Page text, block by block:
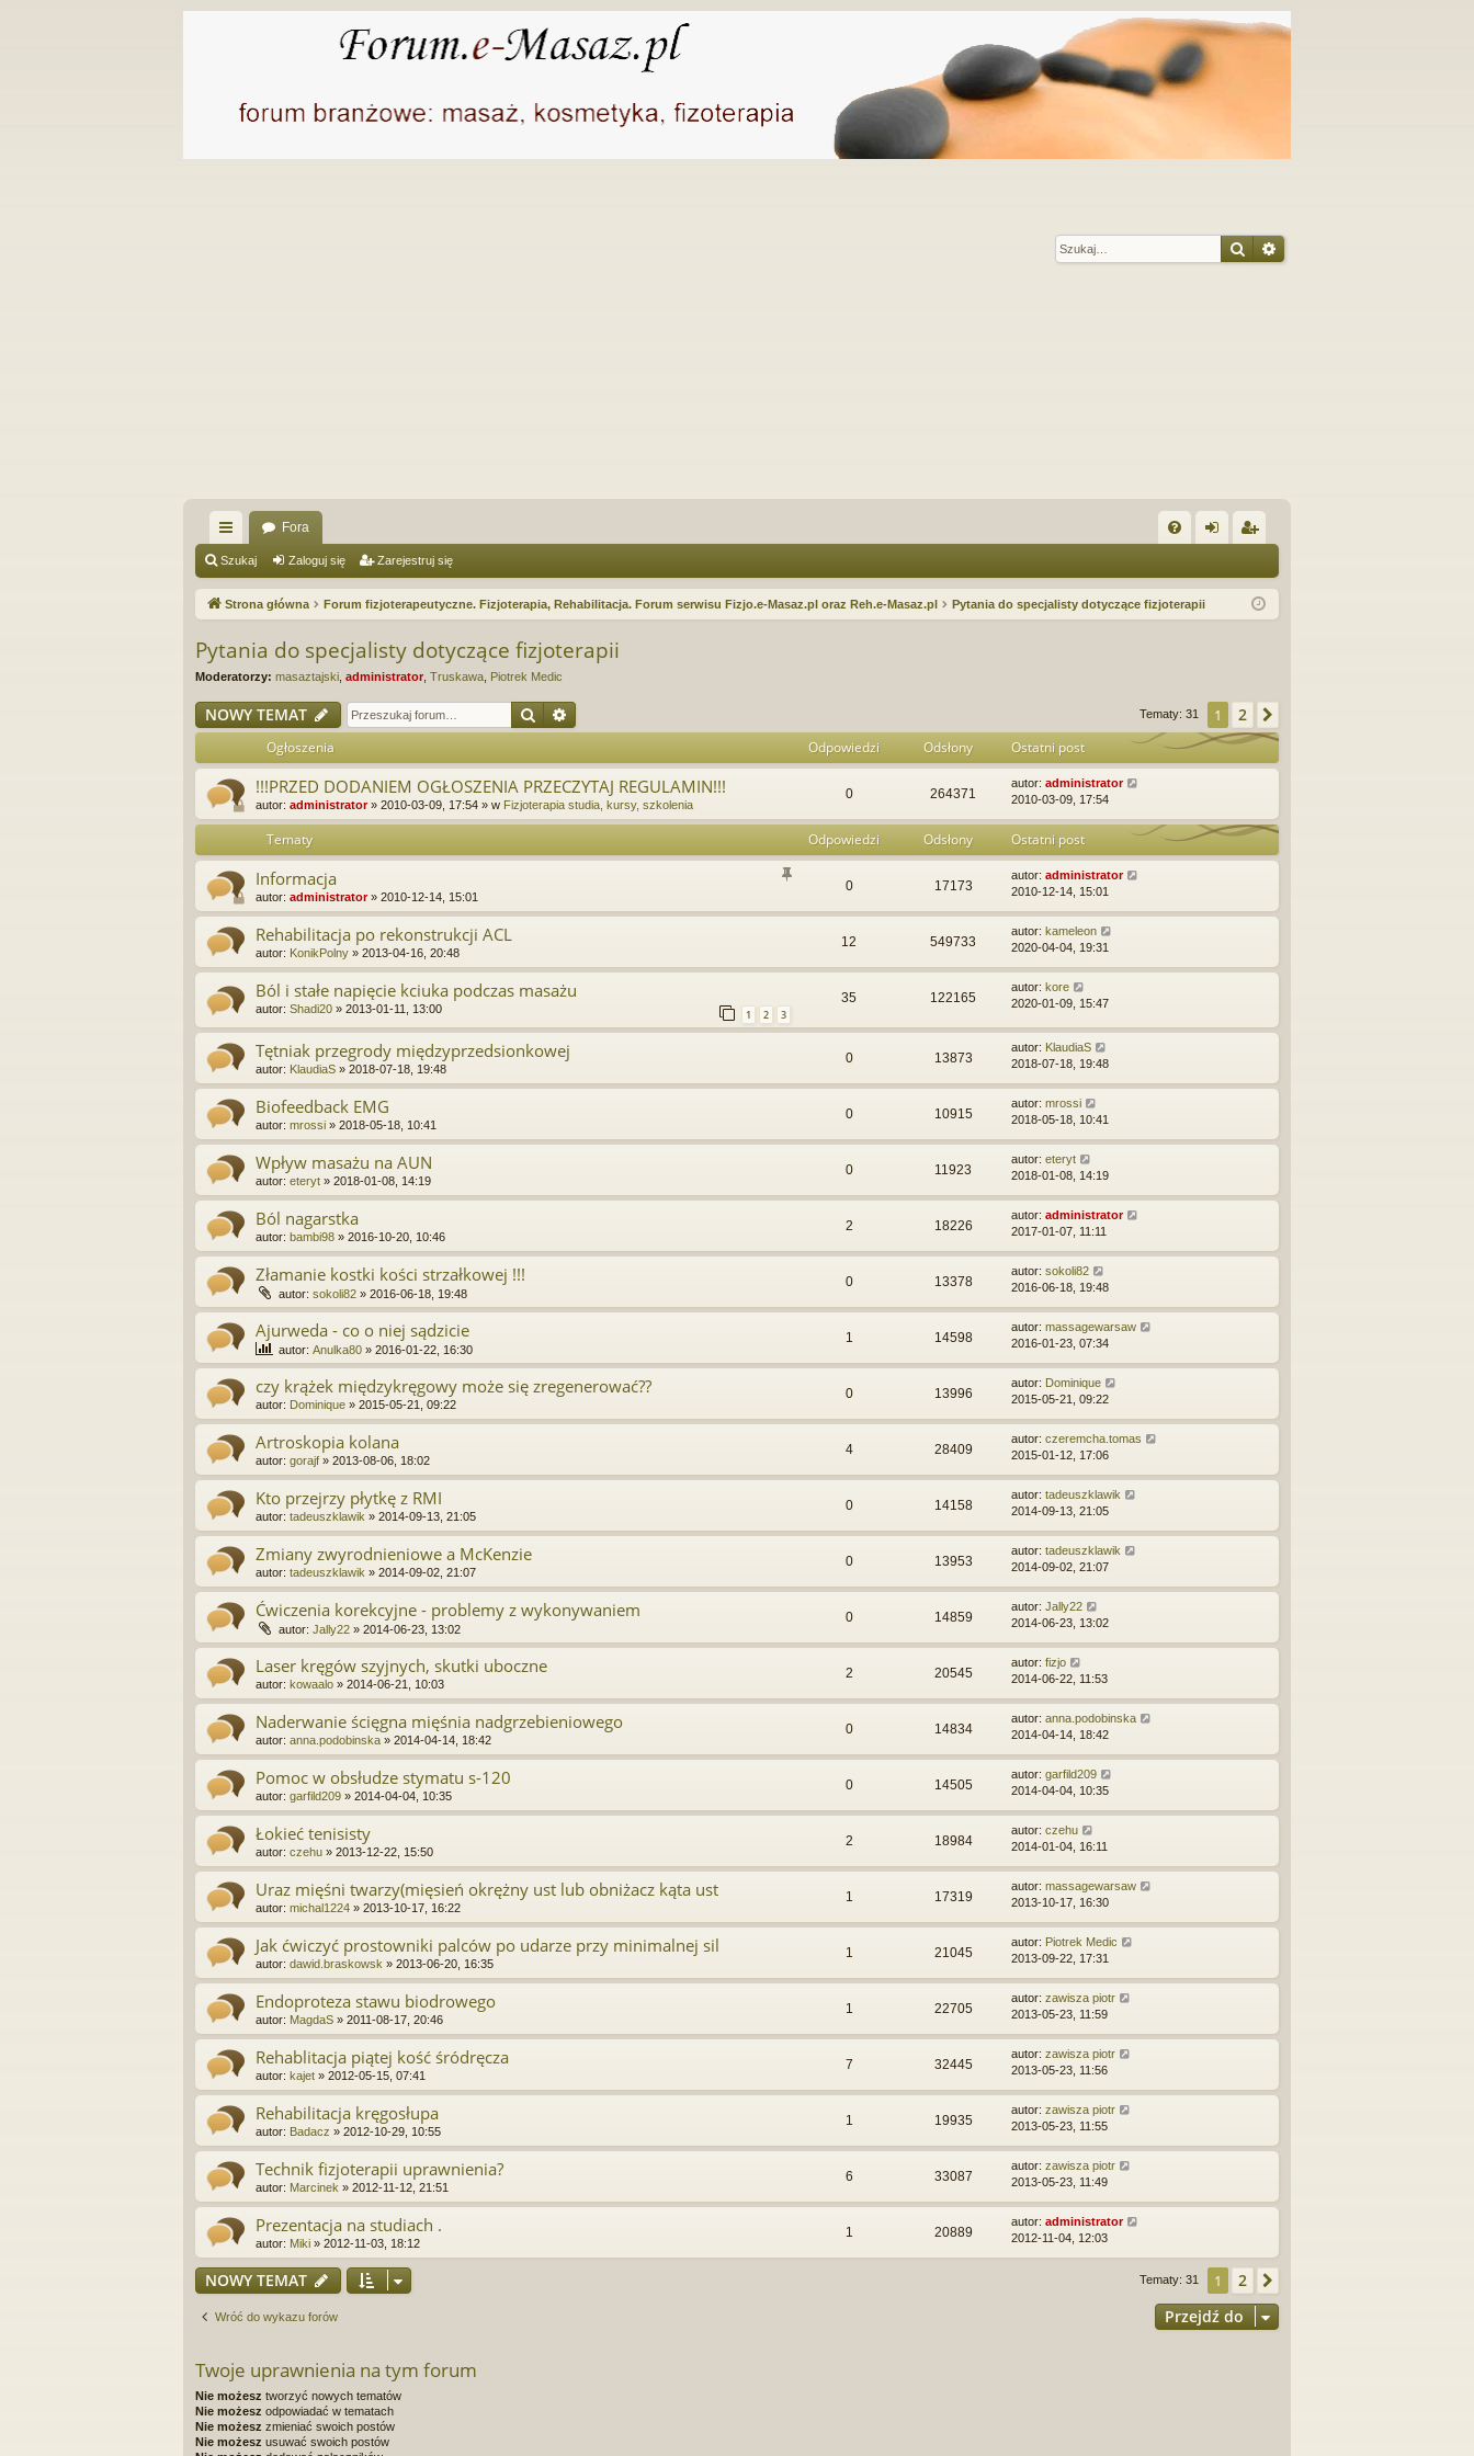
Szukaj
ię
ce
…
Fora
Q og ej
Szukaj Zaloguj się Zarejestruj się
Strona główna Forum fizjoterapeutyczne. Fizjoterapia, Rehabilitacja. Forum serwisu Fizjo.e-Masaz.pl oraz Reh.e-Masaz.pl Pytania do specjalisty dotyczące fizjoterapii
Pytania do specjalisty dotyczące fizjoterapii
Moderatorzy: masaztajski administrator Truskawa Piotrek Medic
NOWY TEMAT Szukaj Tematy: 31 1 2
Ogłoszenia Odpowiedzi Odsłony Ostatni post
!!!PRZED DODANIEM OGŁOSZENIA PRZECZYTAJ REGULAMIN!!!
autor: administrator» 2010-03-09, 17:54 » w Fizjoterapia studia, kursy, szkolenia
0 264371
autor: administrator
2010-03-09, 17:54
Tematy Odpowiedzi Odsłony Ostatni post
Informacja
autor: administrator» 2010-12-14, 15:01
0 17173
autor: administrator
2010-12-14, 15:01
Rehabilitacja po rekonstrukcji ACL
autor: KonikPolny » 2013-04-16, 20:48
12 549733
autor: kameleon
2020-04-04, 19:31
Ból i stałe napięcie kciuka podczas masażu
autor: Shadi20 » 2013-01-11, 13:00 1 2 3
35 122165
autor: kore
2020-01-09, 15:47
Tętniak przegrody międzyprzedsionkowej
autor: KlaudiaS » 2018-07-18, 19:48
0 13873
autor: KlaudiaS
2018-07-18, 19:48
Biofeedback EMG
autor: mrossi » 2018-05-18, 10:41
0 10915
autor: mrossi
2018-05-18, 10:41
Wpływ masażu na AUN
autor: eteryt » 2018-01-08, 14:19
0 11923
autor: eteryt
2018-01-08, 14:19
Ból nagarstka
autor: bambi98 » 2016-10-20, 10:46
2 18226
autor: administrator
2017-01-07, 11:11
Złamanie kostki kości strzałkowej !!!
autor: sokoli82 » 2016-06-18, 19:48
0 13378
autor: sokoli82
2016-06-18, 19:48
Ajurweda - co o niej sądzicie
autor: Anulka80 » 2016-01-22, 16:30
1 14598
autor: massagewarsaw
2016-01-23, 07:34
czy krążek międzykręgowy może się zregenerować??
autor: Dominique » 2015-05-21, 09:22
0 13996
autor: Dominique
2015-05-21, 09:22
Artroskopia kolana
autor: gorajf » 2013-08-06, 18:02
4 28409
autor: czeremcha.tomas
2015-01-12, 17:06
Kto przejrzy płytkę z RMI
autor: tadeuszklawik » 2014-09-13, 21:05
0 14158
autor: tadeuszklawik
2014-09-13, 21:05
Zmiany zwyrodnieniowe a McKenzie
autor: tadeuszklawik » 2014-09-02, 21:07
0 13953
autor: tadeuszklawik
2014-09-02, 21:07
Ćwiczenia korekcyjne - problemy z wykonywaniem
autor: Jally22 » 2014-06-23, 13:02
0 14859
autor: Jally22
2014-06-23, 13:02
Laser kręgów szyjnych, skutki uboczne
autor: kowaalo » 2014-06-21, 10:03
2 20545
autor: fizjo
2014-06-22, 11:53
Naderwanie ścięgna mięśnia nadgrzebieniowego
autor: anna.podobinska » 2014-04-14, 18:42
0 14834
autor: anna.podobinska
2014-04-14, 18:42
Pomoc w obsłudze stymatu s-120
autor: garfild209 » 2014-04-04, 10:35
0 14505
autor: garfild209
2014-04-04, 10:35
Łokieć tenisisty
autor: czehu » 2013-12-22, 15:50
2 18984
autor: czehu
2014-01-04, 16:11
Uraz mięśni twarzy(mięsień okrężny ust lub obniżacz kąta ust
autor: michal1224 » 2013-10-17, 16:22
1 17319
autor: massagewarsaw
2013-10-17, 16:30
Jak ćwiczyć prostowniki palców po udarze przy minimalnej sil
autor: dawid.braskowsk » 2013-06-20, 16:35
1 21045
autor: Piotrek Medic
2013-09-22, 17:31
Endoproteza stawu biodrowego
autor: MagdaS » 2011-08-17, 20:46
1 22705
autor: zawisza piotr
2013-05-23, 11:59
Rehablitacja piątej kość śródręcza
autor: kajet » 2012-05-15, 07:41
7 32445
autor: zawisza piotr
2013-05-23, 11:56
Rehabilitacja kręgosłupa
autor: Badacz » 2012-10-29, 10:55
1 19935
autor: zawisza piotr
2013-05-23, 11:55
Technik fizjoterapii uprawnienia?
autor: Marcinek » 2012-11-12, 21:51
6 33087
autor: zawisza piotr
2013-05-23, 11:49
Prezentacja na studiach .
autor: Miki » 2012-11-03, 18:12
1 20889
autor: administrator
2012-11-04, 12:03
NOWY TEMAT Tematy: 31 1 2
Wróć do wykazu forów Przejdź do
Twoje uprawnienia na tym forum
Nie możesz tworzyć nowych tematów
Nie możesz odpowiadać w tematach
Nie możesz zmieniać swoich postów
Nie możesz usuwać swoich postów